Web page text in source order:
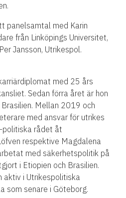
panelsamtal med Karin
från Linköpings Universitet,
Jansson, Utrikespol.
med 25 års
Sedan förra året är hon
Mellan 2019 och
med ansvar för utrikes
politiska rådet åt
respektive Magdalena
med säkerhetspolitik på
i Etiopien och Brasilien.
aktiv i Utrikespolitiska
som senare i Göteborg.